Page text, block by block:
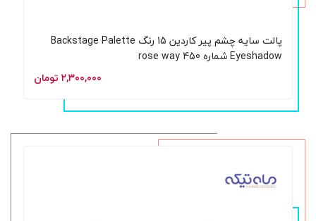
پالت سایه چشم پیر کاردین 15 رنگ Backstage Palette
Eyeshadow شماره rose way 450
۲,۳۰۰,۰۰۰ تومان